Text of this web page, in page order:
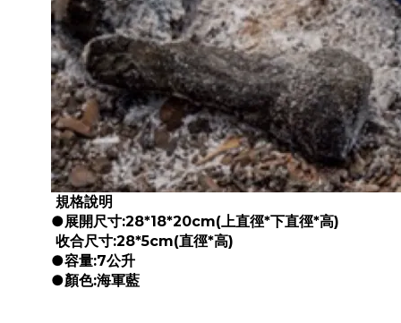
規格說明
●展開尺寸:28*18*20cm(上直徑*下直徑*高)
收合尺寸:28*5cm(直徑*高)
●容量:7公升
●顏色:海軍藍